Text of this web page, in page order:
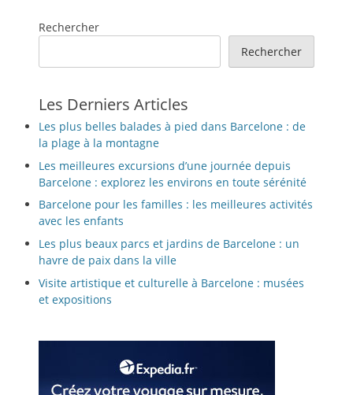
Rechercher
Rechercher
Les Derniers Articles
Les plus belles balades à pied dans Barcelone : de
la plage à la montagne
Les meilleures excursions d’une journée depuis
Barcelone : explorez les environs en toute sérénité
Barcelone pour les familles : les meilleures activités
avec les enfants
Les plus beaux parcs et jardins de Barcelone : un
havre de paix dans la ville
Visite artistique et culturelle à Barcelone : musées
et expositions